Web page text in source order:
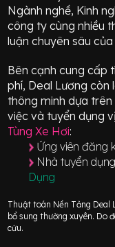
Ngành nghề, Kinh
công ty cùng nhiều
luận chuyên sâu
Bên cạnh cung cấp
phí, Deal Lương còn
thông minh dựa
việc và tuyển dụng
Tùng Xe Hơi:
Ứng viên đăng
Nhà tuyển
Dụng
Thuật toán Nền Tảng Deal
bổ sung thường xuyên. Do
cứu.